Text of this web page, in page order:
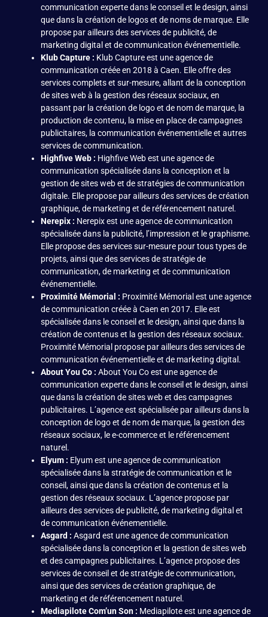
communication experte dans le conseil et le design, ainsi
que dans la création de logos et de noms de marque. Elle
propose par ailleurs des services de publicité, de
marketing digital et de communication événementielle.
Klub Capture : Klub Capture est une agence de
communication créée en 2018 à Caen. Elle offre des
services complets et sur-mesure, allant de la conception
de sites web à la gestion des réseaux sociaux, en
passant par la création de logo et de nom de marque, la
production de contenu, la mise en place de campagnes
publicitaires, la communication événementielle et autres
services de communication.
Highfive Web : Highfive Web est une agence de
communication spécialisée dans la conception et la
gestion de sites web et de stratégies de communication
digitale. Elle propose par ailleurs des services de création
graphique, de marketing et de référencement naturel.
Nerepix : Nerepix est une agence de communication
spécialisée dans la publicité, l’impression et le graphisme.
Elle propose des services sur-mesure pour tous types de
projets, ainsi que des services de stratégie de
communication, de marketing et de communication
événementielle.
Proximité Mémorial : Proximité Mémorial est une agence
de communication créée à Caen en 2017. Elle est
spécialisée dans le conseil et le design, ainsi que dans la
création de contenus et la gestion des réseaux sociaux.
Proximité Mémorial propose par ailleurs des services de
communication événementielle et de marketing digital.
About You Co : About You Co est une agence de
communication experte dans le conseil et le design, ainsi
que dans la création de sites web et des campagnes
publicitaires. L’agence est spécialisée par ailleurs dans la
conception de logo et de nom de marque, la gestion des
réseaux sociaux, lee-commerceet le référencement
naturel.
Elyum : Elyum est une agence de communication
spécialisée dans la stratégie de communication et le
conseil, ainsi que dans la création de contenus et la
gestion des réseaux sociaux. L’agence propose par
ailleurs des services de publicité, de marketing digital et
de communication événementielle.
Asgard : Asgard est une agence de communication
spécialisée dans la conception et la gestion de sites web
et des campagnes publicitaires. L’agence propose des
services de conseil et de stratégie de communication,
ainsi que des services de création graphique, de
marketing et de référencement naturel.
Mediapilote Com’un Son : Mediapilote est une agence de